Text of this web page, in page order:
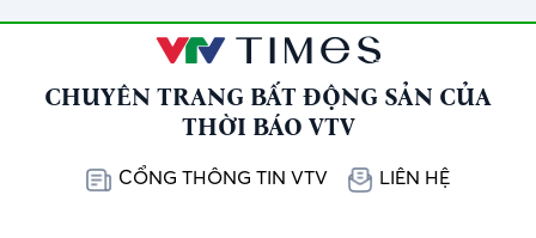
CHUYÊN TRANG BẤT ĐỘNG SẢN CỦA
THỜI BÁO VTV
CỔNG THÔNG TIN VTV LIÊN HỆ